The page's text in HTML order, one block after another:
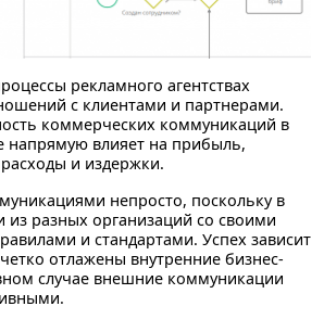
рекламного агентствах
с клиентами и партнерами.
коммерческих коммуникаций в
напрямую влияет на прибыль,
и издержки.
непросто, поскольку в
из разных организаций со своими
и стандартами. Успех зависит
отлажены внутренние бизнес-
случае внешние коммуникации